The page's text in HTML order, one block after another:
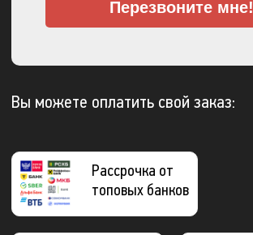
Перезвоните мне!
Вы можете оплатить свой заказ:
Рассрочка от
топовых банков